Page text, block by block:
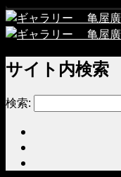
サイト内検索
検索: